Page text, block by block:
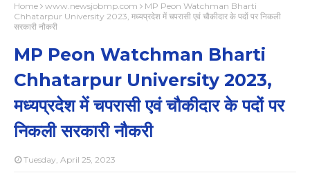
Home www.newsjobmp.com
MP Peon Watchman Bharti
Chhatarpur University 2023, मध्यप्रदेश में चपरासी एवं चौकीदार के पदों पर निकली
सरकारी नौकरी
MP Peon Watchman Bharti
Chhatarpur University 2023,
मध्यप्रदेश में चपरासी एवं चौकीदार के पदों पर
निकली सरकारी नौकरी
Tuesday, April 25, 2023